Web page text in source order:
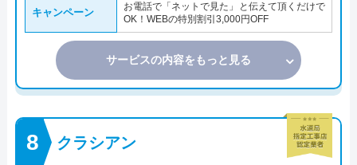
キャンペーン
お電話で「ネットで見た」と伝えて頂くだけで
OK！WEBの特別割引3,000円OFF
サービスの内容をもっと見る
クラシアン